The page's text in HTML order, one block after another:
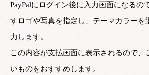
PayPalにログイン後に入力画面になるの
すロゴや写真を指定し、テーマカラーを
力します。
この内容が支払画面に表示されるので、
いものをおすすめします。